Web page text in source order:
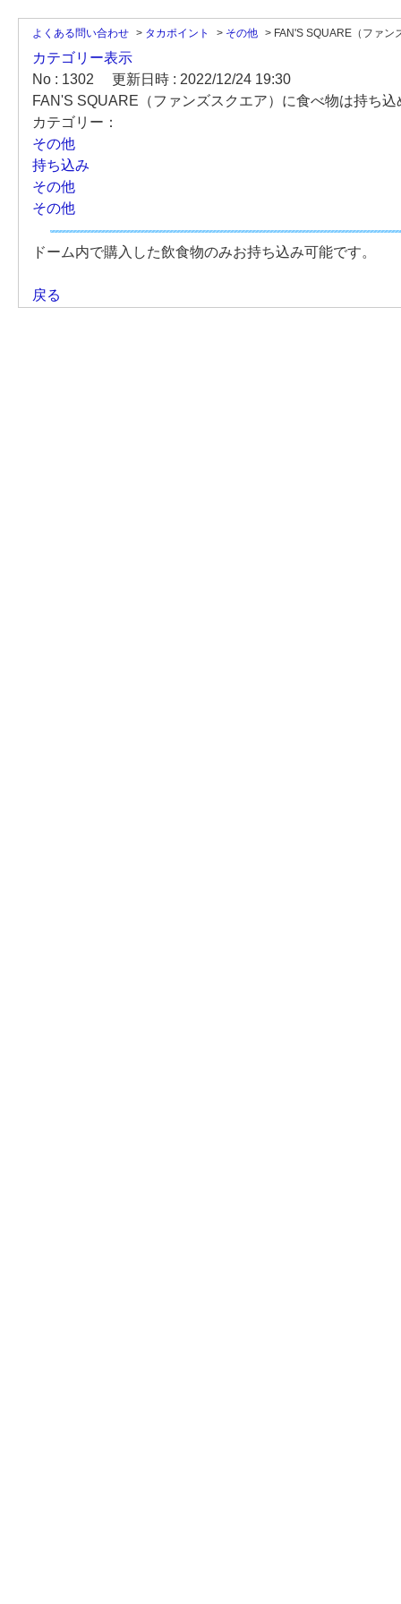
よくある問い合わせ > タカポイント > その他 > FAN'S SQUARE（ファン
カテゴリー表示
No : 1302
更新日時 : 2022/12/24 19:30
FAN'S SQUARE（ファンズスクエア）に食べ物は持ち込
カテゴリー：
その他
持ち込み
その他
その他
ドーム内で購入した飲食物のみお持ち込み可能です。
戻る